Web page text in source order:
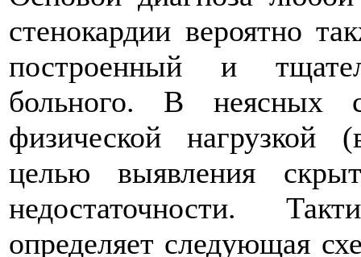
стенокардии вероятно
построенный и
больного. В неясных
физической нагрузкой
целью выявления
недостаточности.
определяет следующая